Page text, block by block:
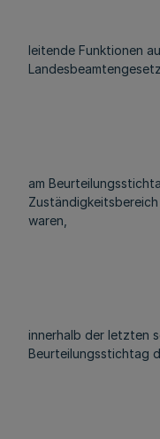
leitende Funktionen
am
waren,
innerhalb der letzten
Beurteilungsstichtag